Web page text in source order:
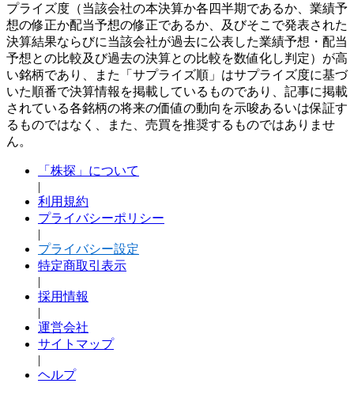
プライズ度（当該会社の本決算か各四半期であるか、業績予
想の修正か配当予想の修正であるか、及びそこで発表された
決算結果ならびに当該会社が過去に公表した業績予想・配当
予想との比較及び過去の決算との比較を数値化し判定）が高
い銘柄であり、また「サプライズ順」はサプライズ度に基づ
いた順番で決算情報を掲載しているものであり、記事に掲載
されている各銘柄の将来の価値の動向を示唆あるいは保証す
るものではなく、また、売買を推奨するものではありませ
ん。
「株探」について
|
利用規約
プライバシーポリシー
|
プライバシー設定
特定商取引表示
|
採用情報
|
運営会社
サイトマップ
|
ヘルプ